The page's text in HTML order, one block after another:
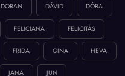
DORAN DÁVID DÓRA
FELICIANA FELICITÁS
FRIDA GINA HEVA
JANA JUN